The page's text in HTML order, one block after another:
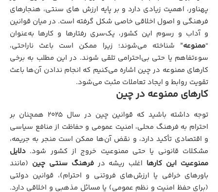
پهناور، اهمیت زیادی دارد و بر پایه ارزش‌ های سنتی، هنجارهای
فرهنگی و اصول اخلاقی خاصی شکل گرفته است. در میان قوانین
و آداب و رسوم این کشور، یک‌سری رفتارها و کارها به‌عنوان
“ممنوعه” شناخته می‌شوند؛ زیرا ممکن است باعث ناراحتی،
سوءتفاهم یا حتی بی‌احترامی تلقی شوند. در این مطلب به برخی
کارهای ممنوعه در چین اشاره می‌کنیم که انجام ندادن آن‌ها باعث
تقویت روابط و ایجاد تعاملات مثبت می‌شود.
کارهای ممنوعه در چین
توجه داشته باشید که قوانین چین در سال ۲۰۲۵ همچنان بر
احترام به فرهنگ محلی، امنیت عمومی و حفاظت از منافع سیاسی
و اقتصادی تأکید دارد، و نقض آن‌ها ممکن است منجر به جریمه،
مشکلات قانونی یا حتی ممنوعیت خروج از کشور شود. دلایل
ممنوعیت این کارها اغلب ریشه در فرهنگ سنتی چین (مانند
باورهای خرافی یا ارزش‌های فروتنی و احترام)، قوانین دولتی
(برای حفظ امنیت و نظم عمومی) یا مسائل مذهبی و اخلاقی دارد.